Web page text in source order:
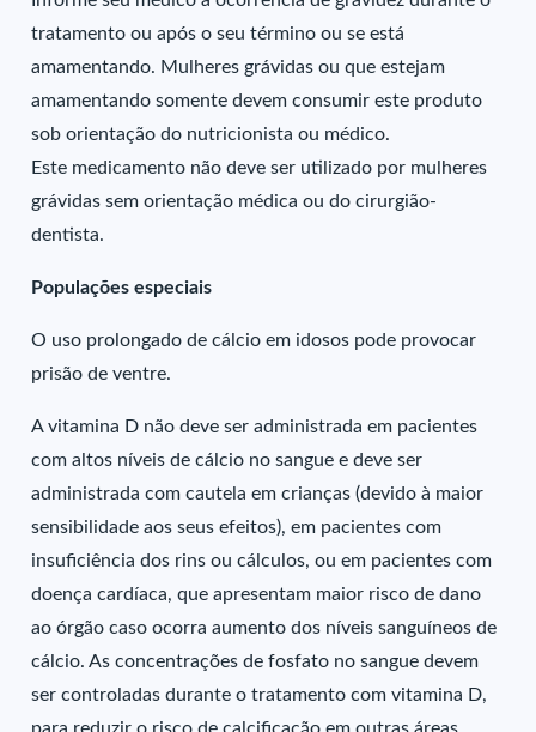
tratamento ou após o seu término ou se está
amamentando. Mulheres grávidas ou que estejam
amamentando somente devem consumir este produto
sob orientação do nutricionista ou médico.
Este medicamento não deve ser utilizado por mulheres
grávidas sem orientação médica ou do cirurgião-
dentista.
Populações especiais
O uso prolongado de cálcio em idosos pode provocar
prisão de ventre.
A vitamina D não deve ser administrada em pacientes
com altos níveis de cálcio no sangue e deve ser
administrada com cautela em crianças (devido à maior
sensibilidade aos seus efeitos), em pacientes com
insuficiência dos rins ou cálculos, ou em pacientes com
doença cardíaca, que apresentam maior risco de dano
ao órgão caso ocorra aumento dos níveis sanguíneos de
cálcio. As concentrações de fosfato no sangue devem
ser controladas durante o tratamento com vitamina D,